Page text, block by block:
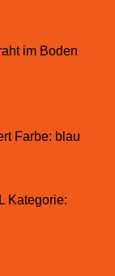
im Boden
Farbe: blau
Kategorie: